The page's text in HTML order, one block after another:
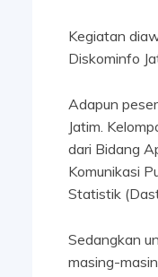
Kegiatan
Diskominfo
Adapun
Jatim.
dari Bidang
Komunikasi
Statistik
Sedangkan
masing-